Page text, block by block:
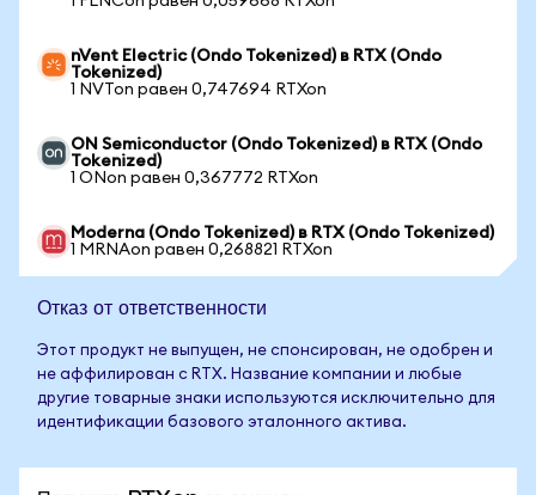
nVent Electric (Ondo Tokenized) в RTX (Ondo
Tokenized)
1 NVTon равен 0,747694 RTXon
ON Semiconductor (Ondo Tokenized) в RTX (Ondo
Tokenized)
1 ONon равен 0,367772 RTXon
Moderna (Ondo Tokenized) в RTX (Ondo Tokenized)
1 MRNAon равен 0,268821 RTXon
Отказ от ответственности
Этот продукт не выпущен, не спонсирован, не одобрен и
не аффилирован с RTX. Название компании и любые
другие товарные знаки используются исключительно для
идентификации базового эталонного актива.